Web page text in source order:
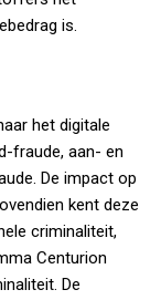
is.
het digitale
fraude, aan- en
De impact op
kent deze
criminaliteit,
Centurion
De